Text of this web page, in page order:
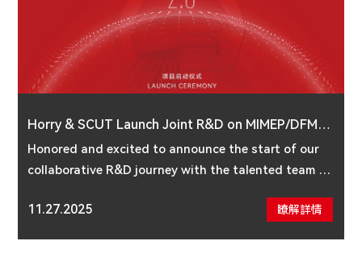
Horry & SCUT Launch Joint R&D on MIMEP/DFMA
SYSTEM V2.0
Honored and excited to announce the start of our
collaborative R&D journey with the talented team at
we’re embarking on the next phase of innovation: de
11.27.2025 瞭解詳情